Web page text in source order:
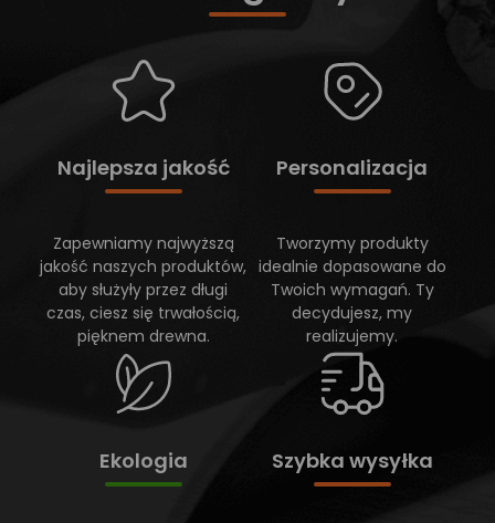
Najlepsza jakość
Zapewniamy najwyższą
jakość naszych produktów,
aby służyły przez długi
czas, ciesz się trwałością,
pięknem drewna.
Personalizacja
Tworzymy produkty
idealnie dopasowane do
Twoich wymagań. Ty
decydujesz, my
realizujemy.
Ekologia Szybka wysyłka